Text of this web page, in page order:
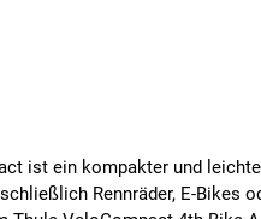
ist ein kompakter und
Rennräder, E-Bikes